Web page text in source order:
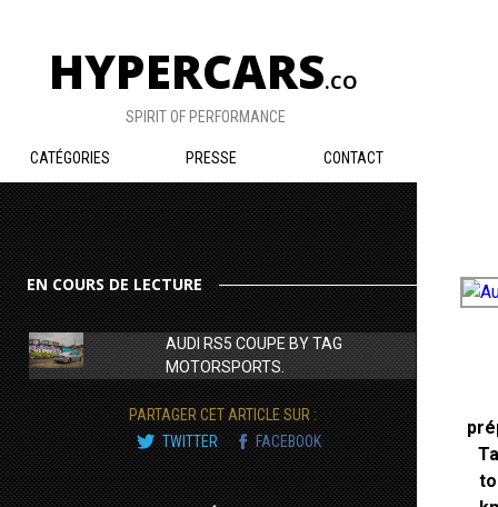
HYPERCARS.CO
SPIRIT OF PERFORMANCE
CATÉGORIES PRESSE CONTACT
EN COURS DE LECTURE
AUDI RS5 COUPE BY TAG
MOTORSPORTS.
PARTAGER CET ARTICLE SUR :
TWITTER
FACEBOOK